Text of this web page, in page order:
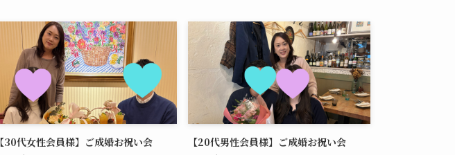
【30代女性会員様】ご成婚お祝い会 【20代男性会員様】ご成婚お祝い会